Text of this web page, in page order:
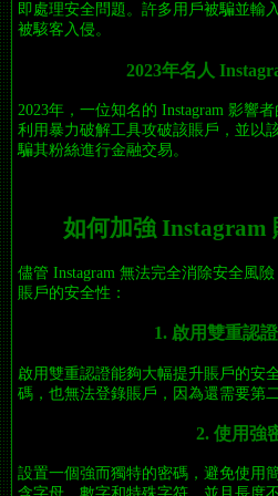
即處理安全問題。許多用戶被騙並輸
被駭客入侵。
2023年名人
2023年，一位知名的 Instagram 影響
利用暴力破解工具攻破該賬戶，並以
騙其粉絲進行金融交易。
如何加強 Instagram
儘管 Instagram 無法完全消除安全風
賬戶的安全性：
1. 啟用雙重認證
啟用雙重認證能夠大幅提升賬戶的安
碼，也無法登錄賬戶，因為還需要第
2. 使用強
設置一個強而獨特的密碼，避免使用